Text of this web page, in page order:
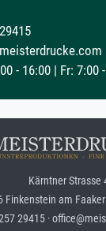
- 16:00 | Fr: 7:00
Kärntner Strasse
Finkenstein am Faaker
29415 ·